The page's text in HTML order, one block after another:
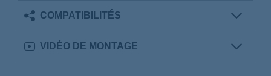
COMPATIBILITÉS
VIDÉO DE MONTAGE